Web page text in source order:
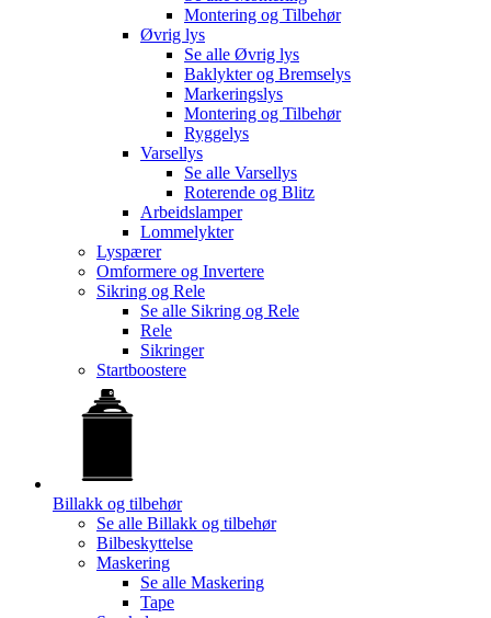
Montering og Tilbehør
Øvrig lys
Se alle Øvrig lys
Baklykter og Bremselys
Markeringslys
Montering og Tilbehør
Ryggelys
Varsellys
Se alle Varsellys
Roterende og Blitz
Arbeidslamper
Lommelykter
Lyspærer
Omformere og Invertere
Sikring og Rele
Se alle Sikring og Rele
Rele
Sikringer
Startboostere
Billakk og tilbehør
Se alle Billakk og tilbehør
Bilbeskyttelse
Maskering
Se alle Maskering
Tape